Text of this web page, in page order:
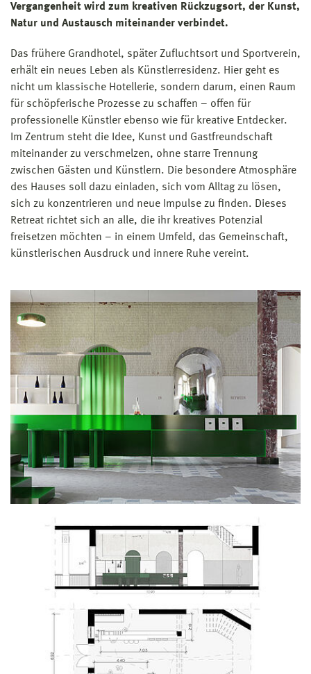
Vergangenheit wird zum kreativen Rückzugsort, der Kunst,
Natur und Austausch miteinander verbindet.
Das frühere Grandhotel, später Zufluchtsort und Sportverein,
erhält ein neues Leben als Künstlerresidenz. Hier geht es
nicht um klassische Hotellerie, sondern darum, einen Raum
für schöpferische Prozesse zu schaffen – offen für
professionelle Künstler ebenso wie für kreative Entdecker.
Im Zentrum steht die Idee, Kunst und Gastfreundschaft
miteinander zu verschmelzen, ohne starre Trennung
zwischen Gästen und Künstlern. Die besondere Atmosphäre
des Hauses soll dazu einladen, sich vom Alltag zu lösen,
sich zu konzentrieren und neue Impulse zu finden. Dieses
Retreat richtet sich an alle, die ihr kreatives Potenzial
freisetzen möchten – in einem Umfeld, das Gemeinschaft,
künstlerischen Ausdruck und innere Ruhe vereint.